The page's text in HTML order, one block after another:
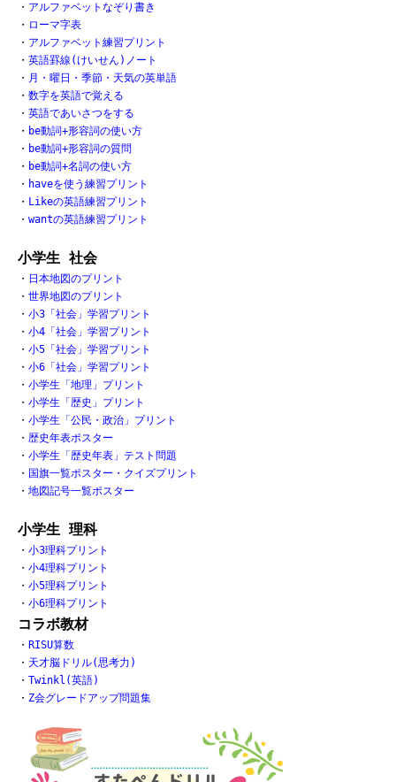
・ アルファベットなぞり書き
・ ローマ字表
・ アルファベット練習プリント
・ 英語罫線(けいせん)ノート
・ 月・曜日・季節・天気の英単語
・ 数字を英語で覚える
・ 英語であいさつをする
・ be動詞+形容詞の使い方
・ be動詞+形容詞の質問
・ be動詞+名詞の使い方
・ haveを使う練習プリント
・ Likeの英語練習プリント
・ wantの英語練習プリント
小学生 社会
・ 日本地図のプリント
・ 世界地図のプリント
・ 小3「社会」学習プリント
・ 小4「社会」学習プリント
・ 小5「社会」学習プリント
・ 小6「社会」学習プリント
・ 小学生「地理」プリント
・ 小学生「歴史」プリント
・ 小学生「公民・政治」プリント
・ 歴史年表ポスター
・ 小学生「歴史年表」テスト問題
・ 国旗一覧ポスター・クイズプリント
・ 地図記号一覧ポスター
小学生 理科
・ 小3理科プリント
・ 小4理科プリント
・ 小5理科プリント
・ 小6理科プリント
コラボ教材
・ RISU算数
・ 天才脳ドリル(思考力)
・ Twinkl(英語)
・ Z会グレードアップ問題集